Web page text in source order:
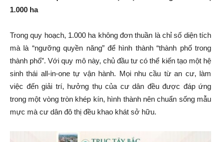
1.000 ha
Trong quy hoạch, 1.000 ha không đơn thuần là chỉ số diện tích
mà là “ngưỡng quyền năng” để hình thành “thành phố trong
thành phố”. Với quy mô này, chủ đầu tư có thể kiến tạo một hệ
sinh thái all-in-one tự vận hành. Mọi nhu cầu từ an cư, làm
việc đến giải trí, hưởng thụ của cư dân đều được đáp ứng
trong một vòng tròn khép kín, hình thành nên chuẩn sống mẫu
mực mà cư dân đô thị đều khao khát sở hữu.